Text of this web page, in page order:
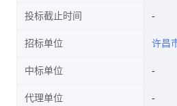
投标截止时间
招标单位 许昌
中标单位
代理单位